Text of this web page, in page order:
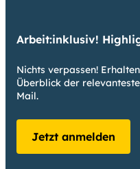
Arbeit:inklusiv!
Nichts verpassen!
Überblick der
Mail.
Jetzt anmelden